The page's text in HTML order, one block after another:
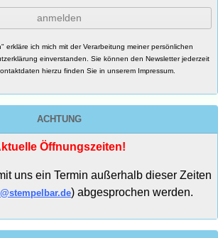
anmelden
erkläre ich mich mit der Verarbeitung meiner persönlichen
einverstanden. Sie können den Newsletter jederzeit
hierzu finden Sie in unserem Impressum.
ACHTUNG
Öffnungszeiten!
uns ein Termin außerhalb dieser Zeiten
) abgesprochen werden.